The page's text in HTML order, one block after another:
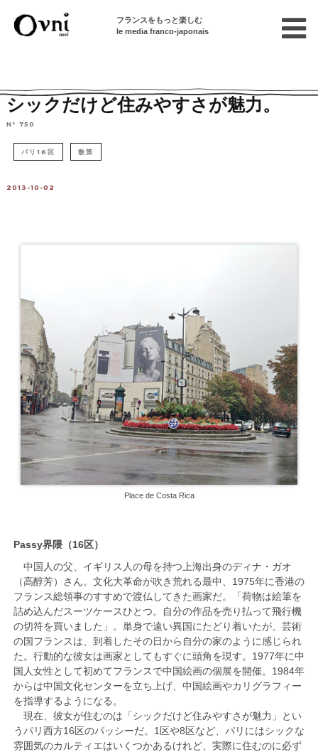
フランスをもっと楽しむ
le media franco-japonais
シックだけど住みやすさが魅力。
N° 750
パリ16区 散策
2013-10-02
Place de Costa Rica
Passy界隈（16区）
中国人の父、イギリス人の母を持つ上海出身のディナ・ガオ
（高醇芳）さん。文化大革命が吹き荒れる最中、1975年に香港の
フランス総領事のすすめで渡仏してきた画家だ。「荷物は絵筆を
詰め込んだスーツケースひとつ。自分の作品を売り払って飛行機
の切符を買いました」。単身で遠い異国にたどり着いたが、芸術
の国フランスは、到着したその日から自分の家のように感じられ
た。行動的な彼女は画家としてもすぐに頭角を現す。1977年に中
国人女性として初めてフランスで中国絵画の個展を開催。1984年
からは中国文化センターを立ち上げ、中国絵画やカリグラフィー
を指導するようになる。
現在、彼女が住むのは「シックだけど住みやすさが魅力」とい
うパリ西方16区のパッシーだ。1区や8区など、パリにはシックな
雰囲気のカルティエはいくつかあるけれど、実際に住むのに必ず